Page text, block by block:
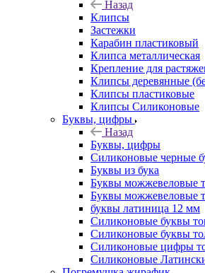
Назад
Клипсы
Застежки
Карабин пластиковый
Клипса металлическая
Крепление для
Клипсы деревянные
Клипсы пластиковые
Клипсы Силиконовые
Буквы, цифры
Назад
Буквы, цифры
Силиконовые черные
Буквы из бука
Буквы можжевеловые
Буквы можжевеловые
буквы латиница 12 мм
Силиконовые буквы
Силиконовые буквы
Силиконовые цифры
Силиконовые